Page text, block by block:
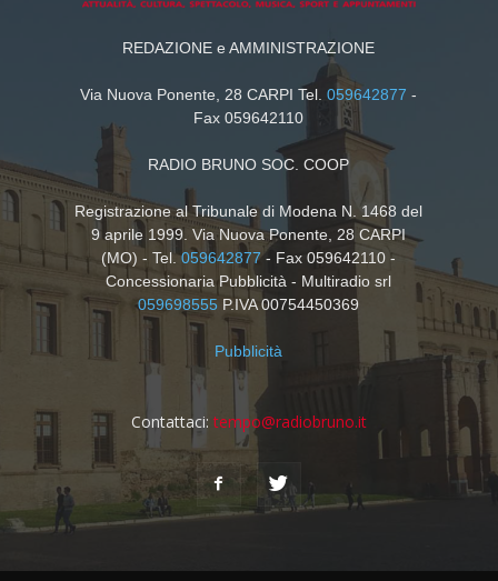
REDAZIONE e AMMINISTRAZIONE
Via Nuova Ponente, 28 CARPI Tel.059642877 -
Fax 059642110
RADIO BRUNO SOC. COOP
Registrazione al Tribunale di Modena N. 1468 del
9 aprile 1999. Via Nuova Ponente, 28 CARPI
(MO) - Tel.059642877- Fax 059642110 -
Concessionaria Pubblicità - Multiradio srl
059698555 P.IVA 00754450369
Pubblicità
Contattaci: tempo@radiobruno.it